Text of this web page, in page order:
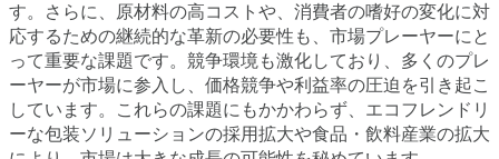
す。さらに、原材料の高コストや、消費者の嗜好の変化に対
応するための継続的な革新の必要性も、市場プレーヤーにと
って重要な課題です。競争環境も激化しており、多くのプレ
ーヤーが市場に参入し、価格競争や利益率の圧迫を引き起こ
しています。これらの課題にもかかわらず、エコフレンドリ
ーな包装ソリューションの採用拡大や食品・飲料産業の拡大